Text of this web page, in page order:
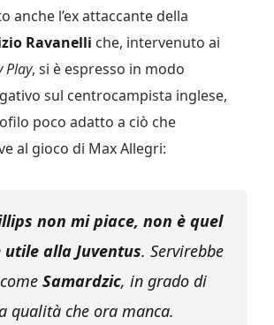
anche l’ex attaccante della
Ravanelli che, intervenuto ai
Play, si è espresso in modo
sul centrocampista inglese,
poco adatto a ciò che
al gioco di Max Allegri:
non mi piace, non è quel
alla Juventus. Servirebbe
Samardzic, in grado di
qualità che ora manca.